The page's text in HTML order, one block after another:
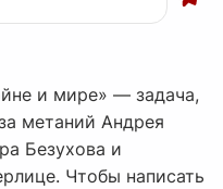
и мире» — задача,
метаний Андрея
Безухова и
Чтобы написать